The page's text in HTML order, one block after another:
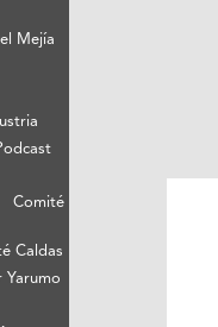
Mejía
Caldas
Yarumo